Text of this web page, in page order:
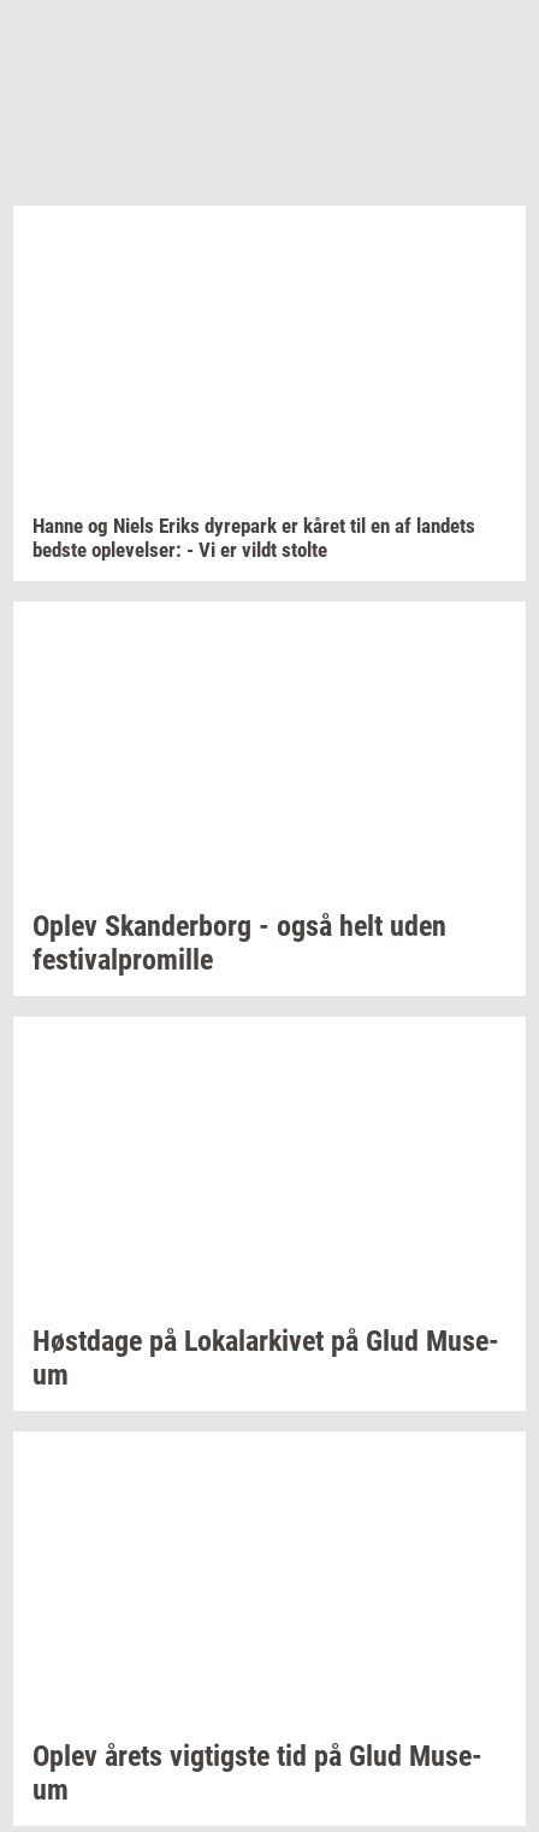
Hanne og Niels Eriks dy­re­park er kåret til en af lan­dets
bed­ste op­le­vel­ser: - Vi er vildt stol­te
Oplev Skan­der­borg - også helt uden
festi­val­pro­mil­le
Høst­da­ge på Lo­ka­lar­ki­vet på Glud Mu­se­
um
Oplev årets vig­tig­ste tid på Glud Mu­se­
um